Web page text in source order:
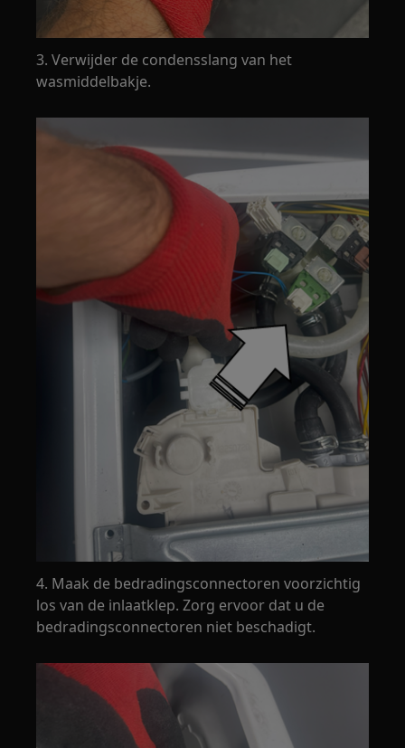
3. Verwijder de condensslang van het
wasmiddelbakje.
4. Maak de bedradingsconnectoren voorzichtig
los van de inlaatklep. Zorg ervoor dat u de
bedradingsconnectoren niet beschadigt.